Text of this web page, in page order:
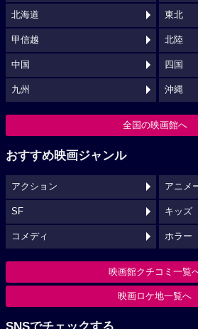
北海道 東北
甲信越 北陸
中国 四国
九州 沖縄
全国の映画館へ
おすすめ映画ジャンル
アクション アニメ
SF キッズ
コメディ ホラー
映画館クチコミ一覧
映画ロケ地一覧へ
SNSでチェックする